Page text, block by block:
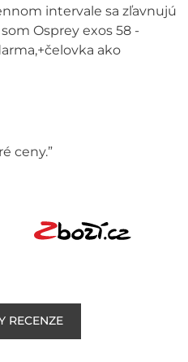
intervale sa zľavnujú
Osprey exos 58 -
ako
ceny.”
RECENZE